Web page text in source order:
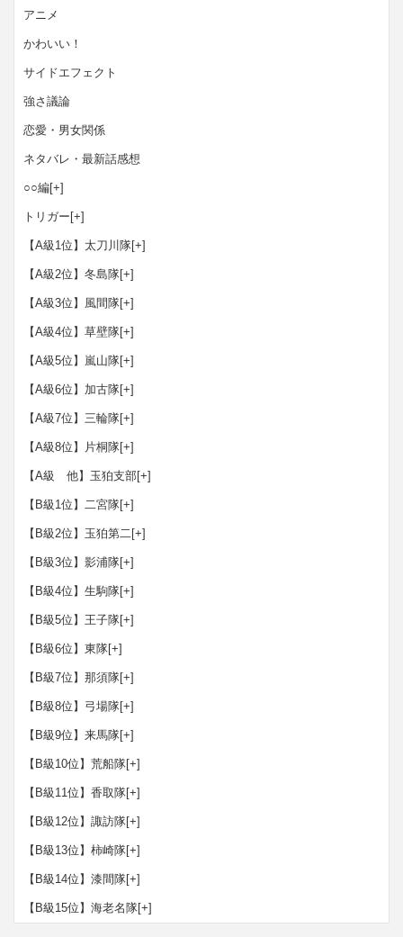
アニメ
かわいい！
サイドエフェクト
強さ議論
恋愛・男女関係
ネタバレ・最新話感想
○○編[+]
トリガー [+]
【A級1位】太刀川隊[+]
【A級2位】冬島隊[+]
【A級3位】風間隊[+]
【A級4位】草壁隊[+]
【A級5位】嵐山隊[+]
【A級6位】加古隊[+]
【A級7位】三輪隊[+]
【A級8位】片桐隊[+]
【A級 他】玉狛支部[+]
【B級1位】二宮隊[+]
【B級2位】玉狛第二[+]
【B級3位】影浦隊[+]
【B級4位】生駒隊[+]
【B級5位】王子隊[+]
【B級6位】東隊[+]
【B級7位】那須隊[+]
【B級8位】弓場隊[+]
【B級9位】来馬隊[+]
【B級10位】荒船隊[+]
【B級11位】香取隊[+]
【B級12位】諏訪隊[+]
【B級13位】柿崎隊[+]
【B級14位】漆間隊[+]
【B級15位】海老名隊[+]